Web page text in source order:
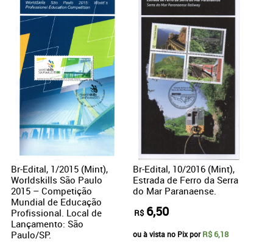
Br-Edital, 1/2015 (Mint),
Worldskills São Paulo
2015 – Competição
Mundial de Educação
Profissional. Local de
Lançamento: São
Paulo/SP.
Br-Edital, 10/2016 (Mint),
Estrada de Ferro da Serra
do Mar Paranaense.
R$ 6,50
ou à vista no Pix porR$ 6,18